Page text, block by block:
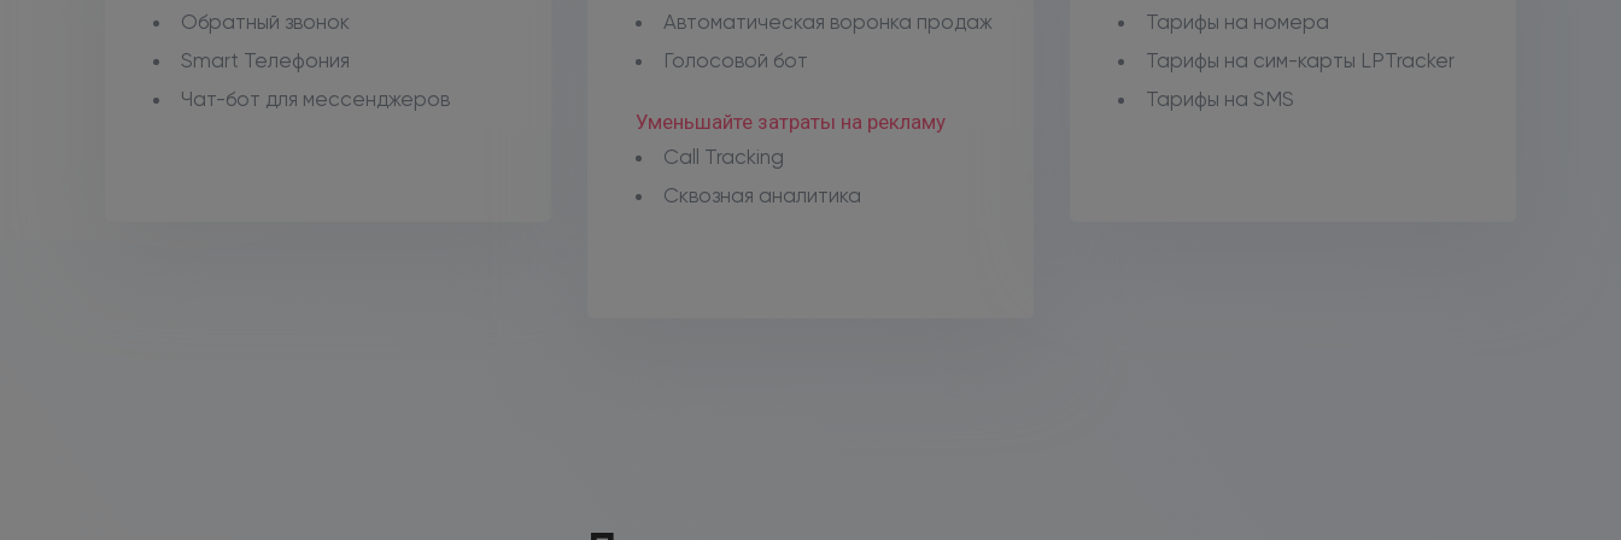
Обратный звонок
Smart Телефония
Чат-бот для мессенджеров
Автоматическая воронка продаж
Голосовой бот
Уменьшайте затраты на рекламу
Call Tracking
Сквозная аналитика
Тарифы на номера
Тарифы на сим-карты LPTracker
Тарифы на SMS